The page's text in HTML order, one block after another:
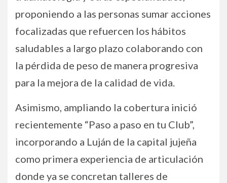
proponiendo a las personas sumar acciones
focalizadas que refuercen los hábitos
saludables a largo plazo colaborando con
la pérdida de peso de manera progresiva
para la mejora de la calidad de vida.
Asimismo, ampliando la cobertura inició
recientemente “Paso a paso en tu Club”,
incorporando a Luján de la capital jujeña
como primera experiencia de articulación
donde ya se concretan talleres de